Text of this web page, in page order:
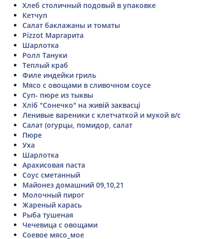
Хлеб столичный подовый в упаковке
Кетчуп
Салат баклажаны и томаты
Pizzot Маргарита
Шарлотка
Ролл Тануки
Теплый краб
Филе индейки гриль
Мясо с овощами в сливочном соусе
Суп- пюре из тыквы
Хліб "Сонечко" на живій заквасці
Ленивые вареники с клетчаткой и мукой в/с
Салат (огурцы, помидор, салат
Пюре
Уха
Шарлотка
Арахисовая паста
Соус сметанный
Майонез домашний 09,10,21
Молочный пирог
Жареный карась
Рыба тушеная
Чечевица с овощами
Соевое мясо_мое